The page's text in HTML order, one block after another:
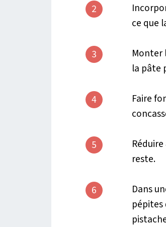
2
ce que
3
Monter
la pâte
4
Faire
5
reste.
6
Dans
pépites